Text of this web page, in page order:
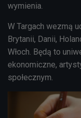
wymienia.
W Targach wezmą
Brytanii, Danii,
Włoch. Będą to
ekonomiczne,
społecznym.